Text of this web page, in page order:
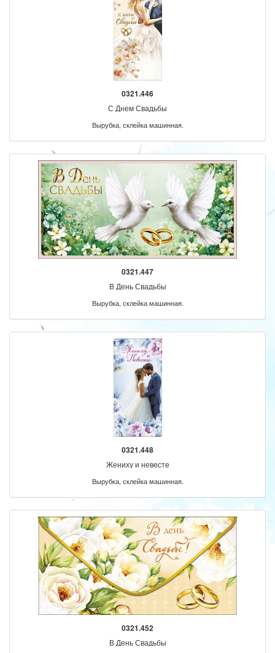
0321.446
С Днем Свадьбы
Вырубка, склейка машинная.
0321.447
В День Свадьбы
Вырубка, склейка машинная.
0321.448
Жениху и невесте
Вырубка, склейка машинная.
0321.452
В День Свадьбы